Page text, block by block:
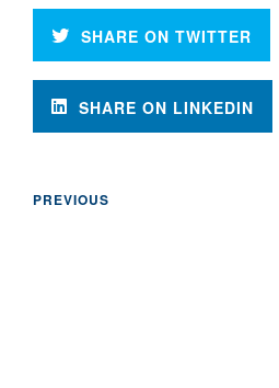
SHARE ON TWITTER
SHARE ON LINKEDIN
PREVIOUS